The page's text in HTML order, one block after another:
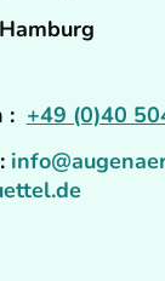
: +49 (0)40